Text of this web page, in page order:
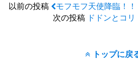
以前の投稿
モフモフ天使降臨！
次の投稿 ドドンとコリ
トップに戻